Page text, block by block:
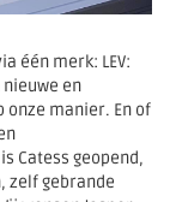
één merk: LEV:
nieuwe en
onze manier. En of
Catess geopend,
zelf gebrande